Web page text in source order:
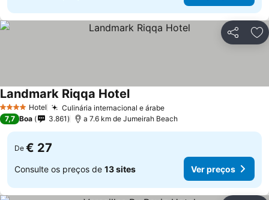
Partilhar
4 EstrelasHotel Culinária internacional e árabe
Landmark Riqqa Hotel
7,7 Boa 3.861 a 7.6 km de Jumeirah Beach
De € 27
Consulte os preços de 13 sites Ver preços